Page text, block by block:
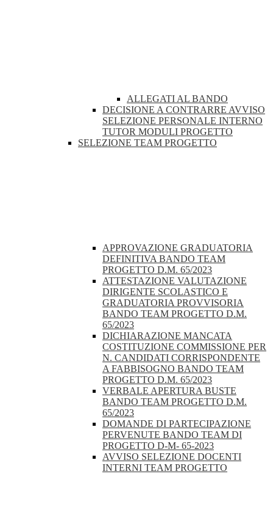
ALLEGATI AL BANDO
DECISIONE A CONTRARRE AVVISO
SELEZIONE PERSONALE INTERNO
TUTOR MODULI PROGETTO
SELEZIONE TEAM PROGETTO
APPROVAZIONE GRADUATORIA
DEFINITIVA BANDO TEAM
PROGETTO D.M. 65/2023
ATTESTAZIONE VALUTAZIONE
DIRIGENTE SCOLASTICO E
GRADUATORIA PROVVISORIA
BANDO TEAM PROGETTO D.M.
65/2023
DICHIARAZIONE MANCATA
COSTITUZIONE COMMISSIONE PER
N. CANDIDATI CORRISPONDENTE
A FABBISOGNO BANDO TEAM
PROGETTO D.M. 65/2023
VERBALE APERTURA BUSTE
BANDO TEAM PROGETTO D.M.
65/2023
DOMANDE DI PARTECIPAZIONE
PERVENUTE BANDO TEAM DI
PROGETTO D-M- 65-2023
AVVISO SELEZIONE DOCENTI
INTERNI TEAM PROGETTO